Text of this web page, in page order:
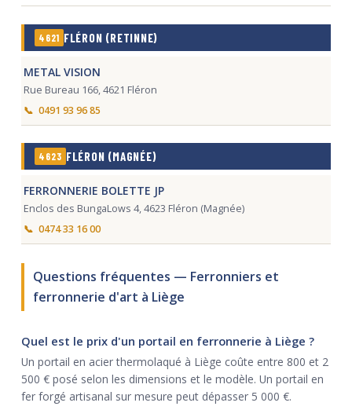
4621 FLÉRON (RETINNE)
METAL VISION
Rue Bureau 166, 4621 Fléron
0491 93 96 85
4623 FLÉRON (MAGNÉE)
FERRONNERIE BOLETTE JP
Enclos des BungaLows 4, 4623 Fléron (Magnée)
0474 33 16 00
Questions fréquentes — Ferronniers et
ferronnerie d'art à Liège
Quel est le prix d'un portail en ferronnerie à Liège ?
Un portail en acier thermolaqué à Liège coûte entre 800 et 2
500 € posé selon les dimensions et le modèle. Un portail en
fer forgé artisanal sur mesure peut dépasser 5 000 €.